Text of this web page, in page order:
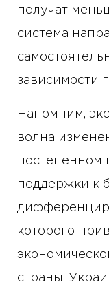
получат
система
зависимости
Напомним,
волна
постепенном
поддержки к
которого
страны.